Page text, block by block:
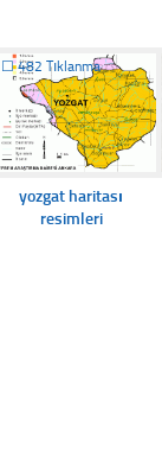
☐482 Tıklanma
yozgat haritası
resimleri